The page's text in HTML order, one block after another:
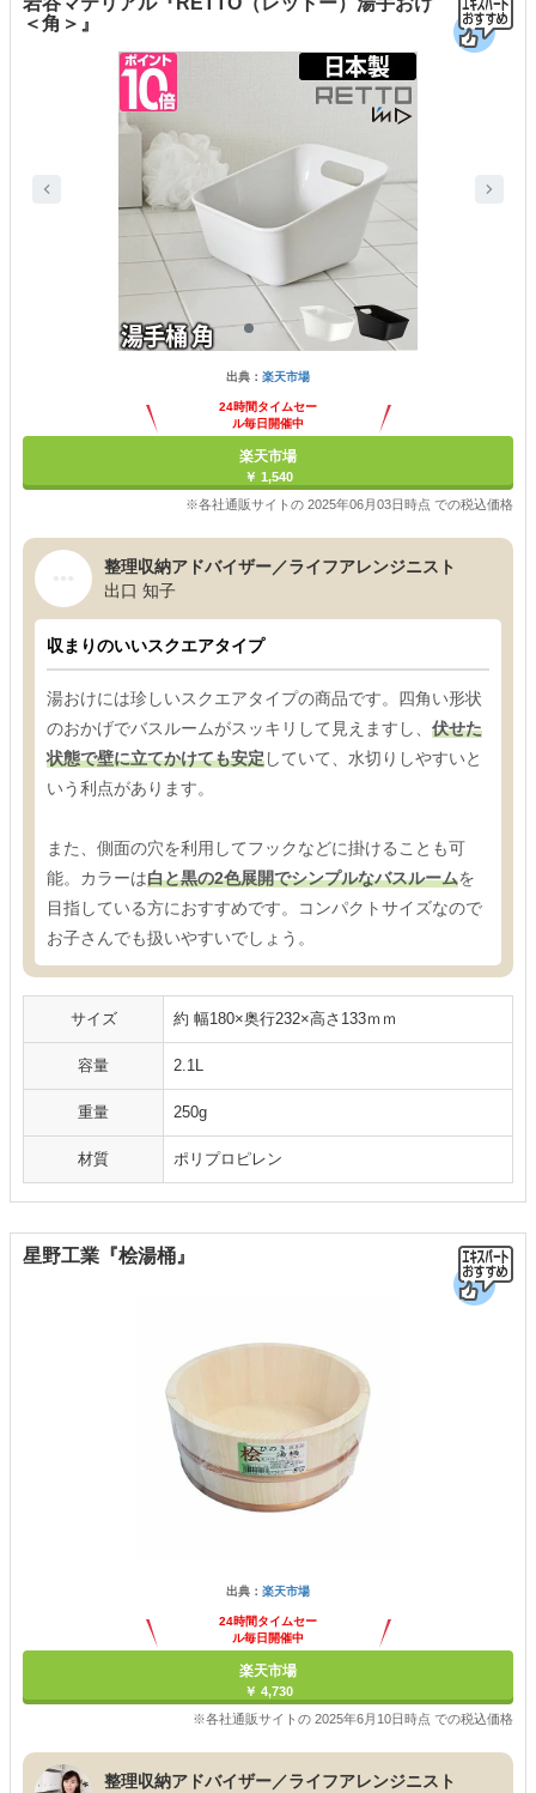
＜角＞』
出典： 楽天市場
24時間タイムセー
ル毎日開催中
楽天市場
￥ 1,540
※各社通販サイトの 2025年06月03日時点 での税込価格
整理収納アドバイザー／ライフアレンジニスト
出口 知子
収まりのいいスクエアタイプ
湯おけには珍しいスクエアタイプの商品です。四角い形状
のおかげでバスルームがスッキリして見えますし、 伏せた
状態で壁に立てかけても安定していて、水切りしやすいと
いう利点があります。
また、側面の穴を利用してフックなどに掛けることも可
能。カラーは白と黒の2色展開でシンプルなバスルームを
目指している方におすすめです。コンパクトサイズなので
お子さんでも扱いやすいでしょう。
サイズ 約 幅180×奥行232×高さ133ｍｍ
容量 2.1L
重量 250g
材質 ポリプロピレン
星野工業『桧湯桶』
出典： 楽天市場
24時間タイムセー
ル毎日開催中
楽天市場
￥ 4,730
※各社通販サイトの 2025年6月10日時点 での税込価格
整理収納アドバイザー／ライフアレンジニスト